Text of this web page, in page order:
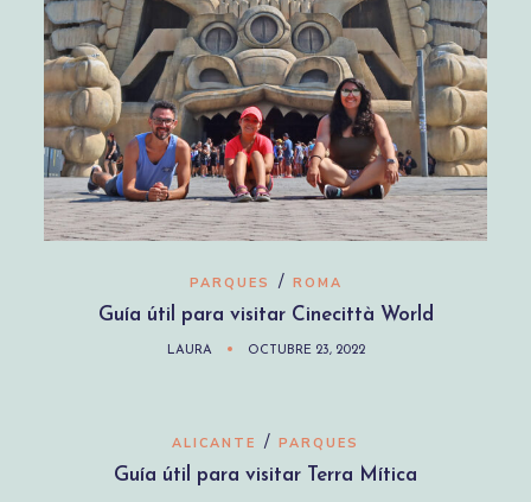
PARQUES / ROMA
Guía útil para visitar Cinecittà World
LAURA OCTUBRE 23, 2022
ALICANTE / PARQUES
Guía útil para visitar Terra Mítica